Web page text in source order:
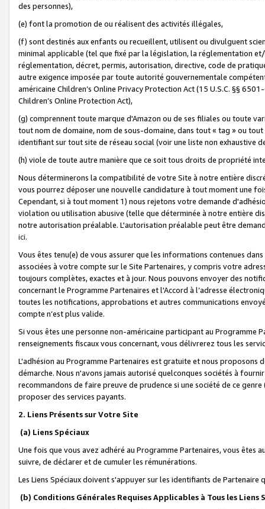
des personnes),
(e) font la promotion de ou réalisent des activités illégales,
(f) sont destinés aux enfants ou recueillent, utilisent ou divulguent
minimal applicable (tel que fixé par la législation, la réglementation
réglementation, décret, permis, autorisation, directive, code de
autre exigence imposée par toute autorité gouvernementale
américaine Children’s Online Privacy Protection Act (15 U.S.C. §§
Children’s Online Protection Act),
(g) comprennent toute marque d'Amazon ou de ses filiales ou toute
tout nom de domaine, nom de sous-domaine, dans tout « tag » ou
identifiant sur tout site de réseau social (voir une liste non exhaustive
(h) viole de toute autre manière que ce soit tous droits de propriété
Nous déterminerons la compatibilité de votre Site à notre entière
vous pourrez déposer une nouvelle candidature à tout moment une
Cependant, si à tout moment 1) nous rejetons votre demande
violation ou utilisation abusive (telle que déterminée à notre entière
notre autorisation préalable. L'autorisation préalable peut être
ici.
Vous êtes tenu(e) de vous assurer que les informations contenues
associées à votre compte sur le Site Partenaires, y compris votre
toujours complètes, exactes et à jour. Nous pouvons envoyer des
concernant le Programme Partenaires et l'Accord à l’adresse
toutes les notifications, approbations et autres communications
compte n’est plus valide.
Si vous êtes une personne non-américaine participant au
renseignements fiscaux vous concernant, vous délivrerez tous les
L'adhésion au Programme Partenaires est gratuite et nous proposons
démarche. Nous n'avons jamais autorisé quelconques sociétés à
recommandons de faire preuve de prudence si une société de ce
proposer des services payants.
2. Liens Présents sur Votre Site
(a) Liens Spéciaux
Une fois que vous avez adhéré au Programme Partenaires, vous êtes
suivre, de déclarer et de cumuler les rémunérations.
Les Liens Spéciaux doivent s'appuyer sur les identifiants de Partenaire
(b) Conditions Générales Requises Applicables à Tous les Liens